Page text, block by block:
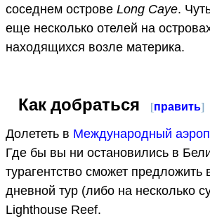
соседнем острове Long Caye.
еще несколько отелей на
находящихся возле материка.
Как добраться [править]
Долететь в Международный
Где бы вы ни остановились в
турагентство сможет предложить
дневной тур (либо на несколько
Lighthouse Reef.